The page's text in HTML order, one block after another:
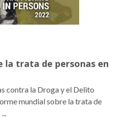
la trata de personas en
contra la Droga y el Delito
mundial sobre la trata de